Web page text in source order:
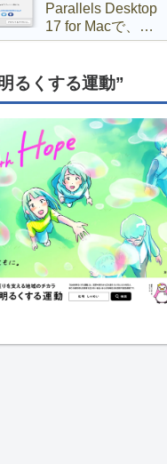
Parallels Desktop
17 for Macで、
Windows 10以前か
するには
るくする運動”